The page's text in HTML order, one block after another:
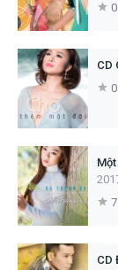
0
CD
0
7
CD